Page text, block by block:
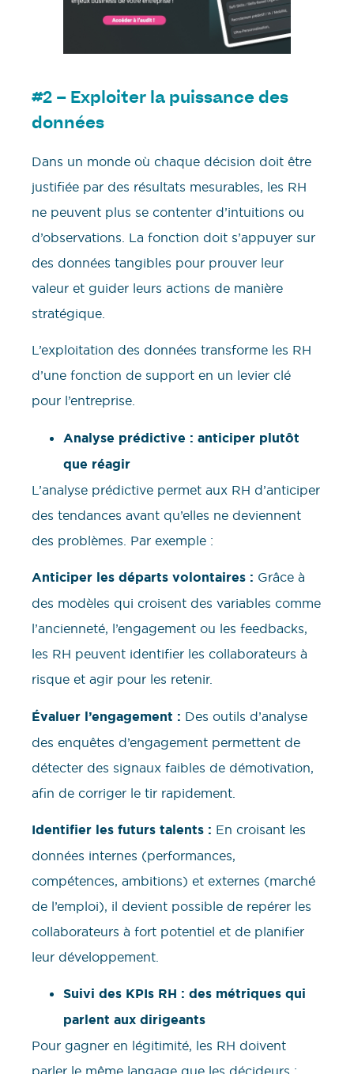
#2 – Exploiter la puissance des
données
Dans un monde où chaque décision doit être
justifiée par des résultats mesurables, les RH
ne peuvent plus se contenter d’intuitions ou
d’observations. La fonction doit s’appuyer sur
des données tangibles pour prouver leur
valeur et guider leurs actions de manière
stratégique.
L’exploitation des données transforme les RH
d’une fonction de support en un levier clé
pour l’entreprise.
Analyse prédictive : anticiper plutôt
que réagir
L’analyse prédictive permet aux RH d’anticiper
des tendances avant qu’elles ne deviennent
des problèmes. Par exemple :
Anticiper les départs volontaires : Grâce à
des modèles qui croisent des variables comme
l’ancienneté, l’engagement ou les feedbacks,
les RH peuvent identifier les collaborateurs à
risque et agir pour les retenir.
Évaluer l’engagement : Des outils d’analyse
des enquêtes d’engagement permettent de
détecter des signaux faibles de démotivation,
afin de corriger le tir rapidement.
Identifier les futurs talents : En croisant les
données internes (performances,
compétences, ambitions) et externes (marché
de l’emploi), il devient possible de repérer les
collaborateurs à fort potentiel et de planifier
leur développement.
Suivi des KPIs RH : des métriques qui
parlent aux dirigeants
Pour gagner en légitimité, les RH doivent